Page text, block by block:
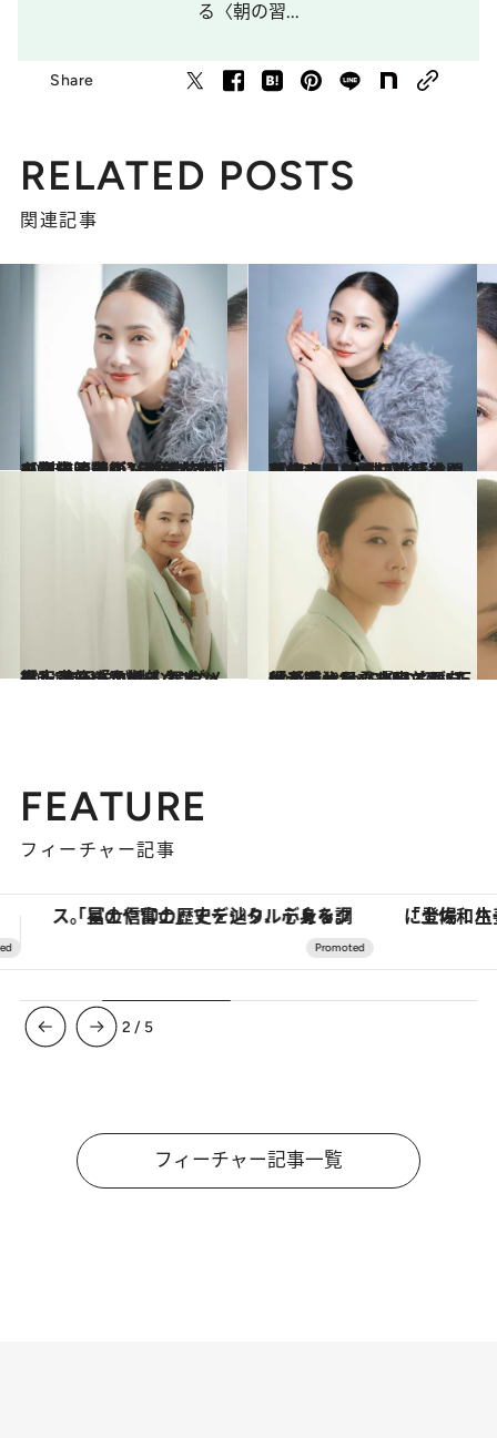
る〈朝の習...
Share
RELATED POSTS
関連記事
2026.5.1
【詳しく読む】「午前中を制する者が1日を制する」吉田羊が7年続ける朝の習慣と、ストイックな〈自分管理術〉のすべて
カルチャー 2026.5.1
【初めから読む】「さらけ出すのは“快感”だった」吉田羊が初の悪役『リチャード三世』で開花させた〈黒い感情〉の正体
カルチャー
2024.5.11
平安貴族の次はイケメン役！ 吉田羊が挑む舞台ハムレット「かっこよすぎ」という予想外の“ダメ出し”も
カルチャー 2024.5.11
「手遅れと言われても自信があった」『光る君へ』も注目の吉田羊が“下積み時代“から切り拓いた役者道
カルチャー
FEATURE
フィーチャー記事
「土佐和ハーブかき氷」がOMO7高知に登場！生姜、山椒、大葉など目にも舌にも涼を呼ぶ郷土の味 【銀座で出合う最旬美容】美髪ケアや上質
3 / 5
フィーチャー記事一覧